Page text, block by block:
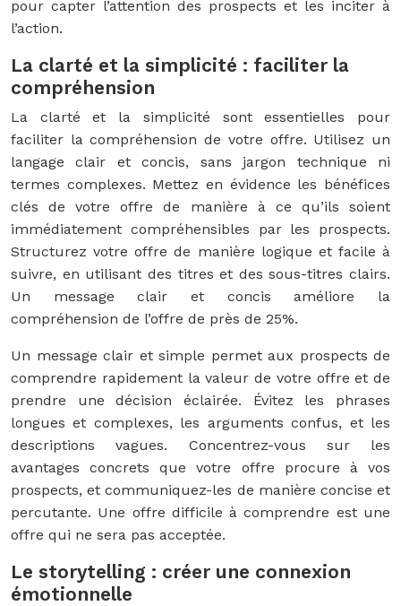
pour capter l’attention des prospects et les inciter à
l’action.
La clarté et la simplicité : faciliter la
compréhension
La clarté et la simplicité sont essentielles pour
faciliter la compréhension de votre offre. Utilisez un
langage clair et concis, sans jargon technique ni
termes complexes. Mettez en évidence les bénéfices
clés de votre offre de manière à ce qu’ils soient
immédiatement compréhensibles par les prospects.
Structurez votre offre de manière logique et facile à
suivre, en utilisant des titres et des sous-titres clairs.
Un message clair et concis améliore la
compréhension de l’offre de près de 25%.
Un message clair et simple permet aux prospects de
comprendre rapidement la valeur de votre offre et de
prendre une décision éclairée. Évitez les phrases
longues et complexes, les arguments confus, et les
descriptions vagues. Concentrez-vous sur les
avantages concrets que votre offre procure à vos
prospects, et communiquez-les de manière concise et
percutante. Une offre difficile à comprendre est une
offre qui ne sera pas acceptée.
Le storytelling : créer une connexion
émotionnelle